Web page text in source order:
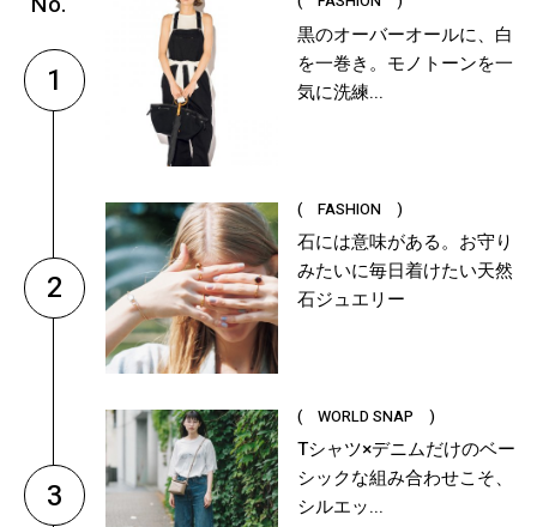
1
黒のオーバーオールに、白
を一巻き。モノトーンを一
気に洗練...
2
( FASHION )
石には意味がある。お守り
みたいに毎日着けたい天然
石ジュエリー
3
( WORLD SNAP )
Tシャツ×デニムだけのベー
シックな組み合わせこそ、
シルエッ...